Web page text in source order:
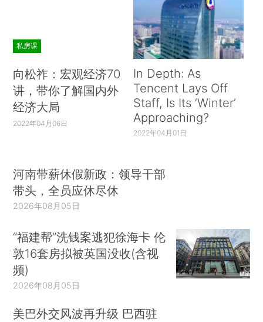
私房课
向松祚：宏观经济70
讲，带你了解国内外
经济大局
2022年04月06日
In Depth: As
Tencent Lays Off
Staff, Is Its ‘Winter’
Approaching?
2022年04月01日
河南带薪休假新政：领导干部
带头，全员应休尽休
2026年08月05日
“福建帮”洗钱案逃犯徐海卡 伦
敦16套房拟被英国没收(含视
频)
2026年08月05日
美巴外交风波再升级 巴西驻